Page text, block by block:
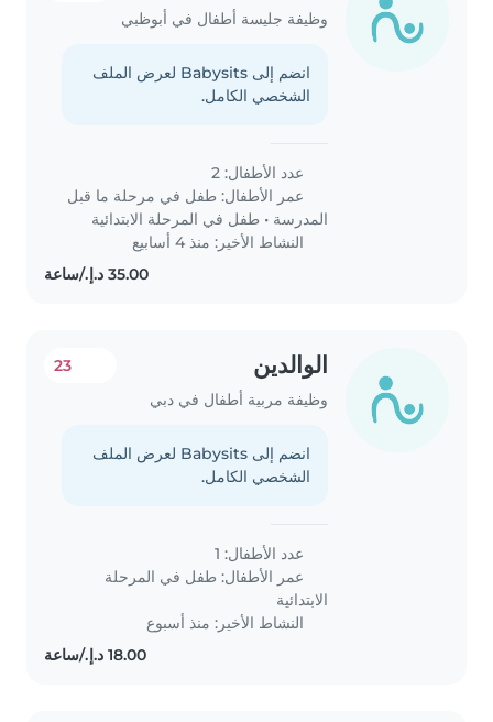
وظيفة جليسة أطفال في أبوظبي
انضم إلى Babysits لعرض الملف
الشخصي الكامل.
عدد الأطفال: 2
عمر الأطفال: طفل في مرحلة ما قبل
المدرسة • طفل في المرحلة الابتدائية
النشاط الأخير: منذ 4 أسابيع
الوالدين
وظيفة مربية أطفال في دبي
23
انضم إلى Babysits لعرض الملف
الشخصي الكامل.
عدد الأطفال: 1
عمر الأطفال: طفل في المرحلة
الابتدائية
النشاط الأخير: منذ أسبوع